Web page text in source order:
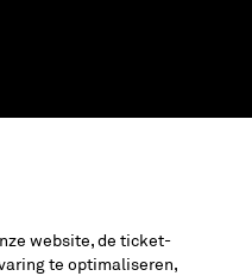
website, de ticket-
te optimaliseren,